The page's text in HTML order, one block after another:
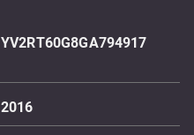
YV2RT60G8GA794917
2016